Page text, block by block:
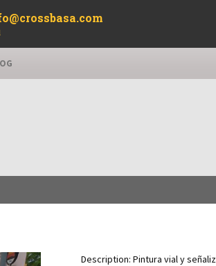
Description: Pintura vial y